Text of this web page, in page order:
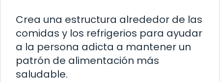
Crea una estructura alrededor de las
comidas y los refrigerios para ayudar
a la persona adicta a mantener un
patrón de alimentación más
saludable.